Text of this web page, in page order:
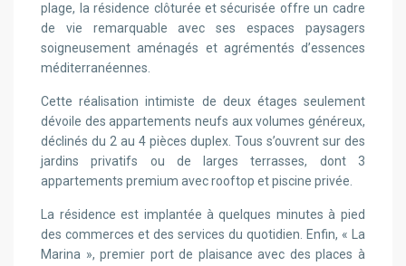
plage, la résidence clôturée et sécurisée offre un cadre
de vie remarquable avec ses espaces paysagers
soigneusement aménagés et agrémentés d’essences
méditerranéennes.
Cette réalisation intimiste de deux étages seulement
dévoile des appartements neufs aux volumes généreux,
déclinés du 2 au 4 pièces duplex. Tous s’ouvrent sur des
jardins privatifs ou de larges terrasses, dont 3
appartements premium avec rooftop et piscine privée.
La résidence est implantée à quelques minutes à pied
des commerces et des services du quotidien. Enfin, « La
Marina », premier port de plaisance avec des places à